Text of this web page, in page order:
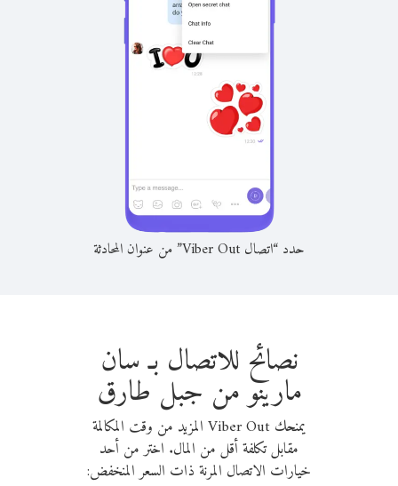
حدد “اتصال Viber Out” من عنوان المحادثة
نصائح للاتصال بـ سان
مارينو من جبل طارق
يمنحك Viber Out المزيد من وقت المكالمة
مقابل تكلفة أقل من المال. اختر من أحد
خيارات الاتصال المرنة ذات السعر المنخفض: